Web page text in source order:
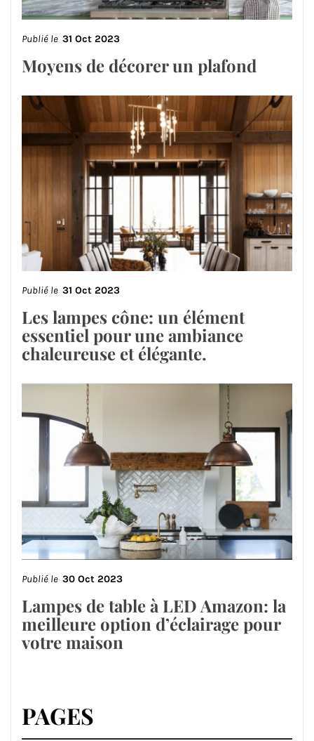
Publié le 31 Oct 2023
Moyens de décorer un plafond
Publié le 31 Oct 2023
Les lampes cône: un élément
essentiel pour une ambiance
chaleureuse et élégante.
Publié le 30 Oct 2023
Lampes de table à LED Amazon: la
meilleure option d’éclairage pour
votre maison
PAGES